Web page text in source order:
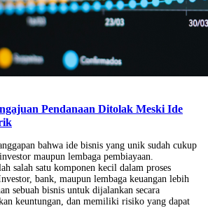
Pendanaan Ditolak Meski Ide
bahwa ide bisnis yang unik sudah cukup
maupun lembaga pembiayaan.
salah satu komponen kecil dalam proses
bank, maupun lembaga keuangan lebih
sebuah bisnis untuk dijalankan secara
keuntungan, dan memiliki risiko yang dapat